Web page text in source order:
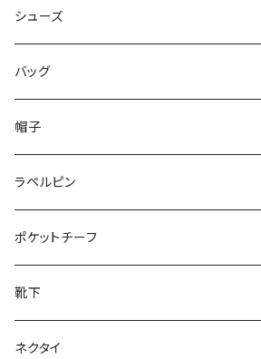
50/XL～
48/L
50/XL～
46/M
48/L
50/XL～
～44/S
46/M
48/L
50/XL～
シューズ
～25.5cm
26cm～
27cm～
28cm～
バッグ
帽子
ラペルピン
ポケットチーフ
靴下
ネクタイ